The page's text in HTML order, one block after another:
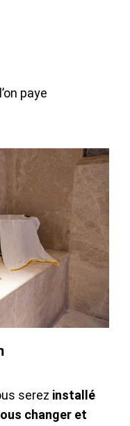
paye
serez installé
changer et